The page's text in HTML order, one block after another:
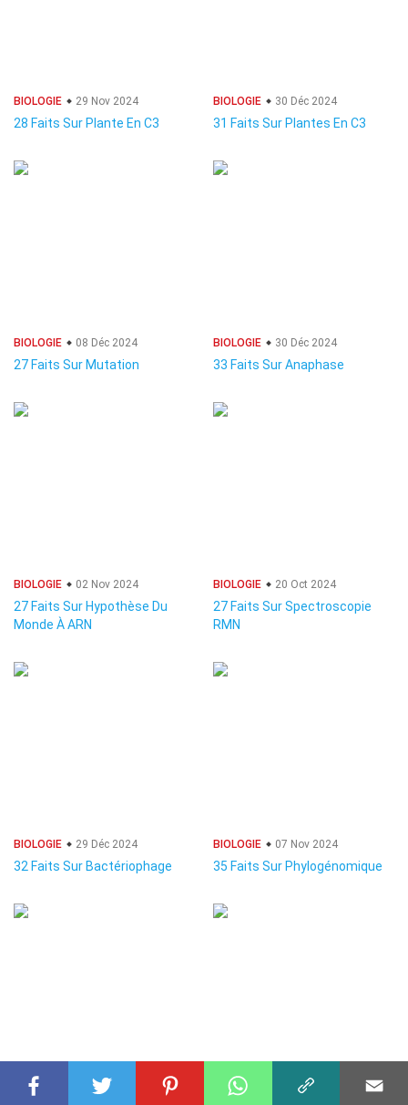
BIOLOGIE 29 Nov 2024
28 Faits Sur Plante En C3
BIOLOGIE 30 Déc 2024
31 Faits Sur Plantes En C3
BIOLOGIE 08 Déc 2024
27 Faits Sur Mutation
BIOLOGIE 30 Déc 2024
33 Faits Sur Anaphase
BIOLOGIE 02 Nov 2024
27 Faits Sur Hypothèse Du
Monde À ARN
BIOLOGIE 20 Oct 2024
27 Faits Sur Spectroscopie
RMN
BIOLOGIE 29 Déc 2024
32 Faits Sur Bactériophage
BIOLOGIE 07 Nov 2024
35 Faits Sur Phylogénomique
BIOLOGIE 01 Jan 2025 BIOLOGIE 21 Nov 2024